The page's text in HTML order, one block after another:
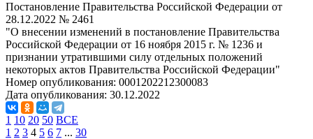
Постановление Правительства Российской Федерации от
28.12.2022 № 2461
"О внесении изменений в постановление Правительства
Российской Федерации от 16 ноября 2015 г. № 1236 и
признании утратившими силу отдельных положений
некоторых актов Правительства Российской Федерации"
Номер опубликования: 0001202212300083
Дата опубликования: 30.12.2022
1 10 20 50 ВСЕ
1 2 3 4 5 6 7 ... 30